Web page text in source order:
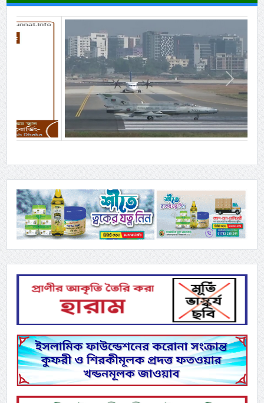
Previous Next